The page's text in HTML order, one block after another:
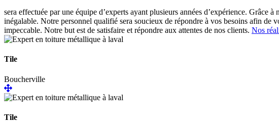
sera effectuée par une équipe d’experts ayant plusieurs années d’expérience.
inégalable. Notre personnel qualifié sera soucieux de répondre à vos besoins afin de
impeccable. Notre but est de satisfaire et répondre aux attentes de nos clients. Nos
Tile
Boucherville
Tile